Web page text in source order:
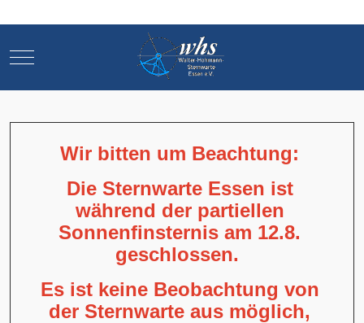
Mobile Menu Toggle
Wir bitten um Beachtung:
Die Sternwarte Essen ist
während der partiellen
Sonnenfinsternis am 12.8.
geschlossen.
Es ist keine Beobachtung von
der Sternwarte aus möglich,